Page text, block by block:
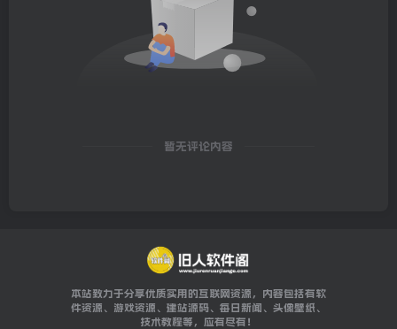
暂无评论内容
本站致力于分享优质实用的互联网资源，内容包括有软
件资源、游戏资源、建站源码、每日新闻、头像壁纸、
技术教程等，应有尽有！